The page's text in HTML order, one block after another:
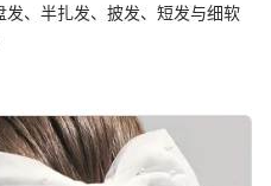
、半扎发、披发、短发与细软